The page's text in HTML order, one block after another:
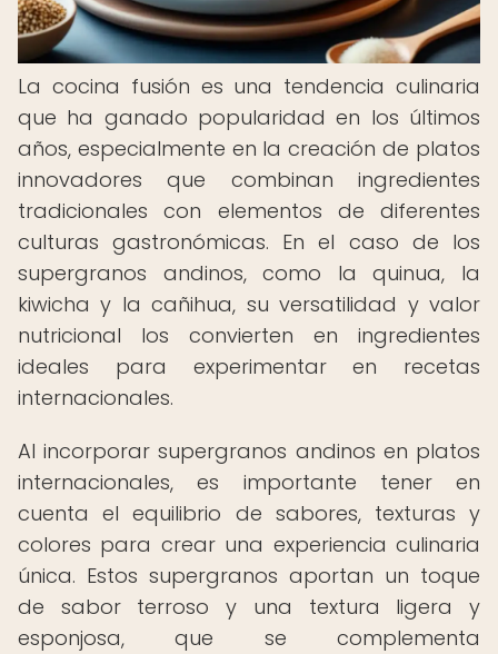
La cocina fusión es una tendencia culinaria
que ha ganado popularidad en los últimos
años, especialmente en la creación de platos
innovadores que combinan ingredientes
tradicionales con elementos de diferentes
culturas gastronómicas. En el caso de los
supergranos andinos, como la quinua, la
kiwicha y la cañihua, su versatilidad y valor
nutricional los convierten en ingredientes
ideales para experimentar en recetas
internacionales.
Al incorporar supergranos andinos en platos
internacionales, es importante tener en
cuenta el equilibrio de sabores, texturas y
colores para crear una experiencia culinaria
única. Estos supergranos aportan un toque
de sabor terroso y una textura ligera y
esponjosa, que se complementa